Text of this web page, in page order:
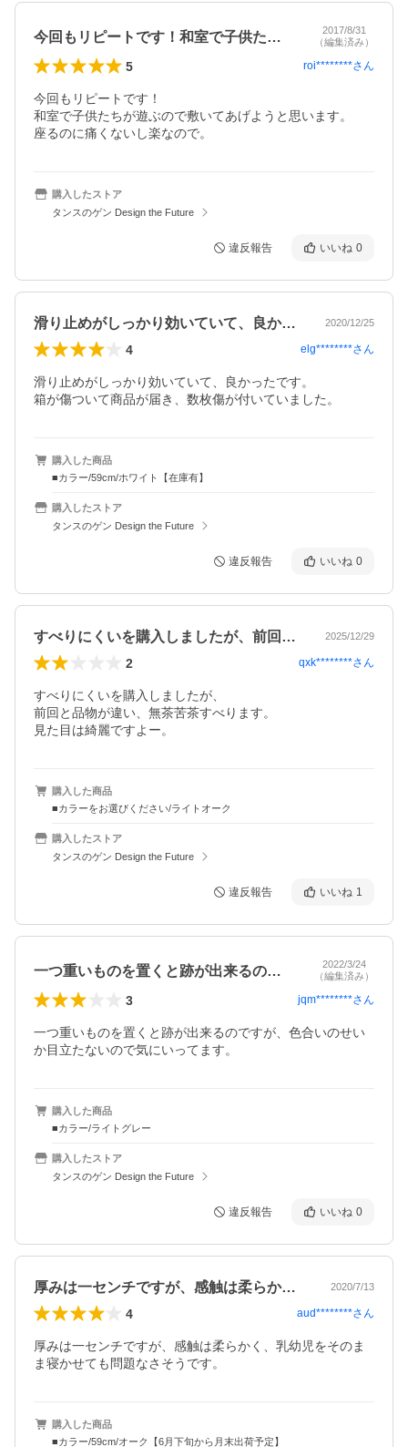
今回もリピートです！和室で子供たちが遊…
2017/8/31
（編集済み）
5 roi********さん
今回もリピートです！
和室で子供たちが遊ぶので敷いてあげようと思います。
座るのに痛くないし楽なので。
購入したストア
タンスのゲン Design the Future
違反報告 いいね 0
滑り止めがしっかり効いていて、良かった… 2020/12/25
4 elg********さん
滑り止めがしっかり効いていて、良かったです。
箱が傷ついて商品が届き、数枚傷が付いていました。
購入した商品
■カラー/59cm/ホワイト【在庫有】
購入したストア
タンスのゲン Design the Future
違反報告 いいね 0
すべりにくいを購入しましたが、前回と品… 2025/12/29
2 qxk********さん
すべりにくいを購入しましたが、
前回と品物が違い、無茶苦茶すべります。
見た目は綺麗ですよー。
購入した商品
■カラーをお選びください/ライトオーク
購入したストア
タンスのゲン Design the Future
違反報告 いいね 1
一つ重いものを置くと跡が出来るのですが…
2022/3/24
（編集済み）
3 jqm********さん
一つ重いものを置くと跡が出来るのですが、色合いのせい
か目立たないので気にいってます。
購入した商品
■カラー/ライトグレー
購入したストア
タンスのゲン Design the Future
違反報告 いいね 0
厚みは一センチですが、感触は柔らかく、… 2020/7/13
4 aud********さん
厚みは一センチですが、感触は柔らかく、乳幼児をそのま
ま寝かせても問題なさそうです。
購入した商品
■カラー/59cm/オーク【6月下旬から月末出荷予定】